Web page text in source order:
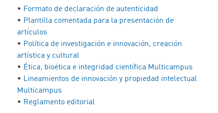
• Formato de declaración de autenticidad
• Plantilla comentada para la presentación de
artículos
• Política de investigación e innovación, creación
artística y cultural
• Ética, bioética e integridad científica Multicampus
• Lineamientos de innovación y propiedad intelectual
Multicampus
• Reglamento editorial